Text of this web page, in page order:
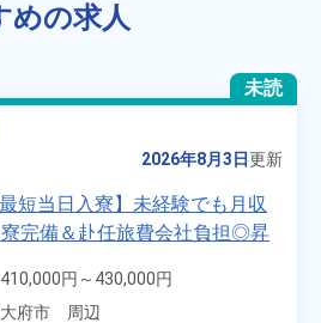
めの求人
未読
2026年8月3日更新
短当日入寮】未経験でも月収
完備＆赴任旅費会社負担◎昇
立や塗装など自動車製造の各
市》 円～430,000円
円～277,000円
府市　周辺